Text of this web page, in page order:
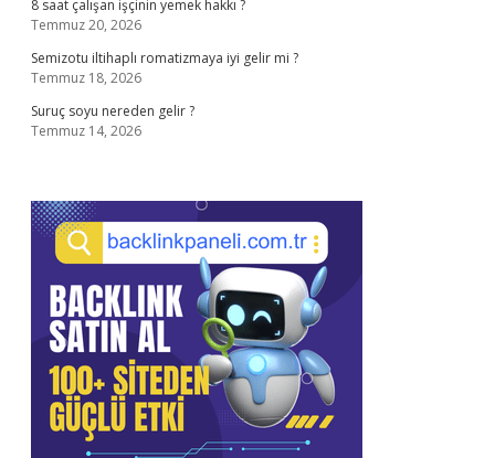
8 saat çalışan işçinin yemek hakkı ?
Temmuz 20, 2026
Semizotu iltihaplı romatizmaya iyi gelir mi ?
Temmuz 18, 2026
Suruç soyu nereden gelir ?
Temmuz 14, 2026